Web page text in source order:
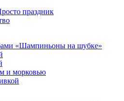
праздник
«Шампиньоны на шубке»
и морковью